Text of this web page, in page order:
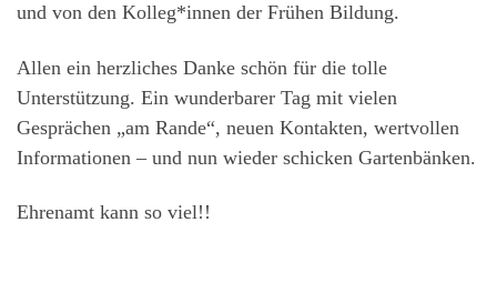
und von den Kolleg*innen der Frühen Bildung.
Allen ein herzliches Danke schön für die tolle
Unterstützung. Ein wunderbarer Tag mit vielen
Gesprächen „am Rande“, neuen Kontakten, wertvollen
Informationen – und nun wieder schicken Gartenbänken.
Ehrenamt kann so viel!!